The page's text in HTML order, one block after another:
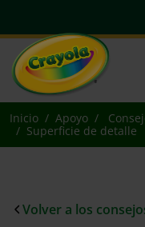
Inicio Apoyo
Superficie de detalle
Volver a los